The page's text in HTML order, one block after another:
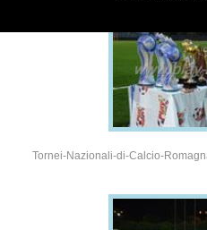
Tornei-Nazionali-di-Calcio-